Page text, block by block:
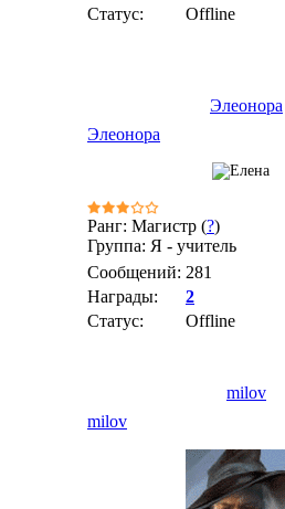
Статус:
Offline
Элеонора
Элеонора
Ранг: Магистр (?)
Группа: Я - учитель
Сообщений: 281
Награды:
2
Статус:
Offline
milov
milov